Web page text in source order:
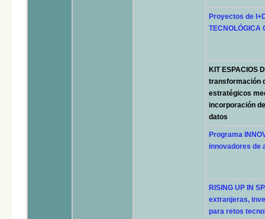
Proyectos de
TECNOLÓGICA
KIT ESPACIOS
transformación
estratégicos
incorporación
datos
Programa
innovadores de
RISING UP IN
extranjeras,
para retos